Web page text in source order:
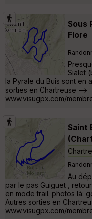
Sous
Flore
Sialet
la Pyrale du Buis sont en
sorties en Chartreuse -->
www.visugpx.com/
Saint
Au
par le pas Guiguet ,
en mode trail. photos là:
Autres sorties en
www.visugpx.com/